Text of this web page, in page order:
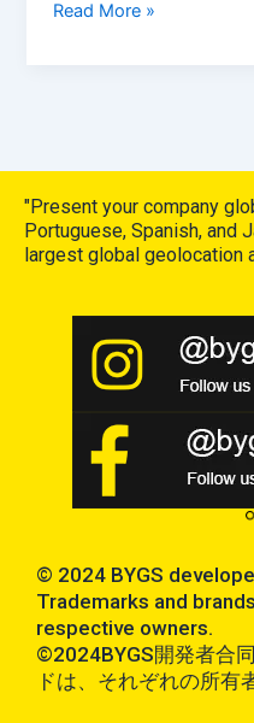
Read More »
"Present your company
Portuguese, Spanish, and
largest global geolocation
© 2024 BYGS
Trademarks and
respective owners.
©2024BYGS開発者合
ドは、それぞれの所有